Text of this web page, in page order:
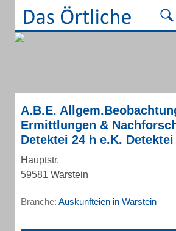
A.B.E.
Ermittlungen &
Detektei 24 h e.K. Detektei
Hauptstr.
59581 Warstein
Branche: Auskunfteien in Warstein